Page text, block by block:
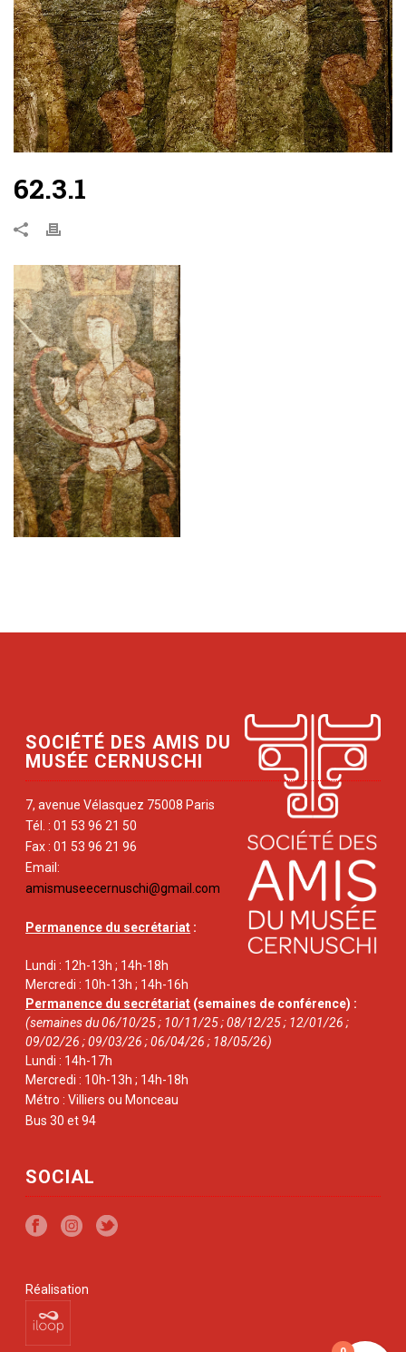
62.3.1
SOCIÉTÉ DES AMIS DU
MUSÉE CERNUSCHI
7, avenue Vélasquez 75008 Paris
Tél. : 01 53 96 21 50
Fax : 01 53 96 21 96
Email:
amismuseecernuschi@gmail.com
Permanence du secrétariat :
Lundi : 12h-13h ; 14h-18h
Mercredi : 10h-13h ; 14h-16h
Permanence du secrétariat (semaines de conférence) :
(semaines du 06/10/25 ; 10/11/25 ; 08/12/25 ; 12/01/26 ;
09/02/26 ; 09/03/26 ; 06/04/26 ; 18/05/26)
Lundi : 14h-17h
Mercredi : 10h-13h ; 14h-18h
Métro : Villiers ou Monceau
Bus 30 et 94
SOCIAL
Réalisation